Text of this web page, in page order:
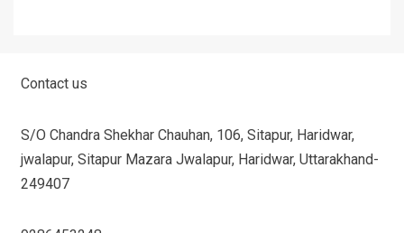
Contact us
S/O Chandra Shekhar Chauhan, 106, Sitapur, Haridwar,
jwalapur, Sitapur Mazara Jwalapur, Haridwar, Uttarakhand-
249407